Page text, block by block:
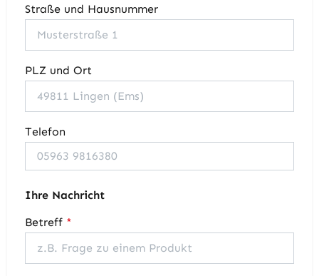
Straße und Hausnummer
PLZ und Ort
Telefon
Ihre Nachricht
Betreff *